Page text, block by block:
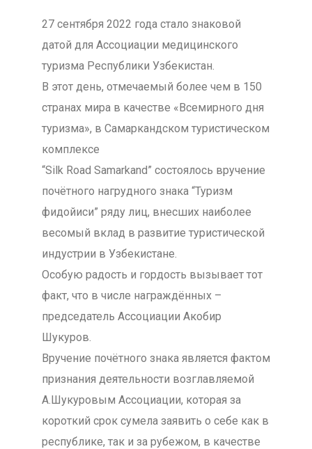
27 сентября 2022 года стало знаковой
датой для Ассоциации медицинского
туризма Республики Узбекистан.
В этот день, отмечаемый более чем в 150
странах мира в качестве «Всемирного дня
туризма», в Самаркандском туристическом
комплексе
“Silk Road Samarkand” состоялось вручение
почётного нагрудного знака “Туризм
фидойиси” ряду лиц, внесших наиболее
весомый вклад в развитие туристической
индустрии в Узбекистане.
Особую радость и гордость вызывает тот
факт, что в числе награждённых –
председатель Ассоциации Акобир
Шукуров.
Вручение почётного знака является фактом
признания деятельности возглавляемой
А.Шукуровым Ассоциации, которая за
короткий срок сумела заявить о себе как в
республике, так и за рубежом, в качестве